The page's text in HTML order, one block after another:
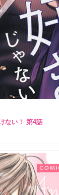
ない！ 第4話